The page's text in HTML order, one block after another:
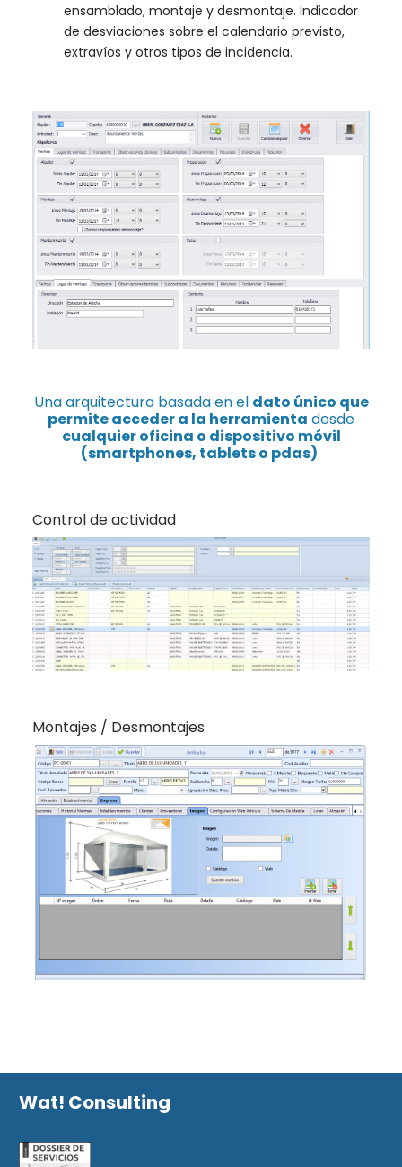
ensamblado, montaje y desmontaje. Indicador
de desviaciones sobre el calendario previsto,
extravíos y otros tipos de incidencia.
Una arquitectura basada en el dato único que
permite acceder a la herramienta desde
cualquier oficina o dispositivo móvil
(smartphones, tablets o pdas)
Control de actividad
Montajes / Desmontajes
Wat! Consulting